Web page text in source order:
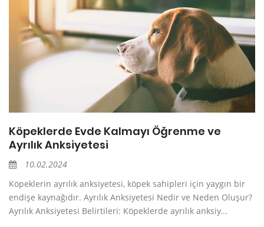
Köpeklerde Evde Kalmayı Öğrenme ve
Ayrılık Anksiyetesi
10.02.2024
Köpeklerin ayrılık anksiyetesi, köpek sahipleri için yaygın bir
endişe kaynağıdır. Ayrılık Anksiyetesi Nedir ve Neden Oluşur?
Ayrılık Anksiyetesi Belirtileri: Köpeklerde ayrılık anksiy...